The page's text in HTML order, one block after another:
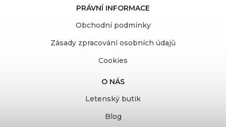
PRÁVNÍ INFORMACE
Obchodní podmínky
Zásady zpracování osobních údajů
Cookies
O NÁS
Letenský butik
Blog